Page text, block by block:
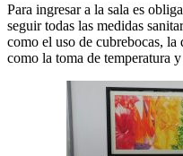
Para ingresar a la sala es
seguir todas las medidas
como el uso de cubrebocas, la
como la toma de temperatura